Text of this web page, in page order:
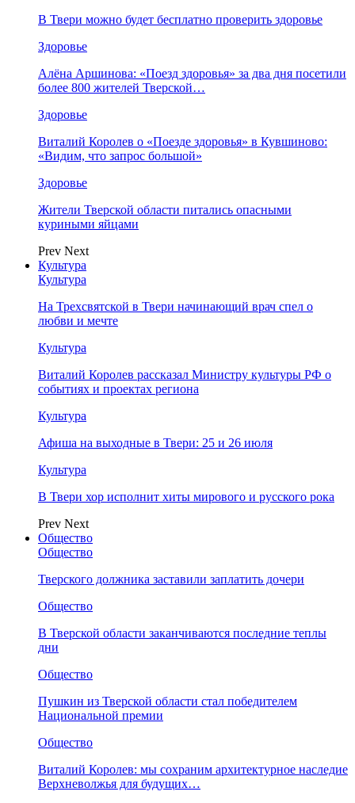
В Твери можно будет бесплатно проверить здоровье
Здоровье
Алёна Аршинова: «Поезд здоровья» за два дня посетили
более 800 жителей Тверской…
Здоровье
Виталий Королев о «Поезде здоровья» в Кувшиново:
«Видим, что запрос большой»
Здоровье
Жители Тверской области питались опасными
куриными яйцами
Prev Next
Культура
Культура
На Трехсвятской в Твери начинающий врач спел о
любви и мечте
Культура
Виталий Королев рассказал Министру культуры РФ о
событиях и проектах региона
Культура
Афиша на выходные в Твери: 25 и 26 июля
Культура
В Твери хор исполнит хиты мирового и русского рока
Prev Next
Общество
Общество
Тверского должника заставили заплатить дочери
Общество
В Тверской области заканчиваются последние теплы
дни
Общество
Пушкин из Тверской области стал победителем
Национальной премии
Общество
Виталий Королев: мы сохраним архитектурное наследие
Верхневолжья для будущих…